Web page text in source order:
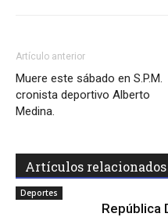
Artículo anterior
Muere este sábado en S.P.M.
cronista deportivo Alberto
Medina.
Artículos relacionados
Deportes
República